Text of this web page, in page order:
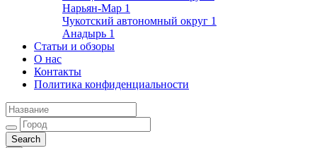
Нарьян-Мар 1
Чукотский автономный округ 1
Анадырь 1
Статьи и обзоры
О нас
Контакты
Политика конфиденциальности